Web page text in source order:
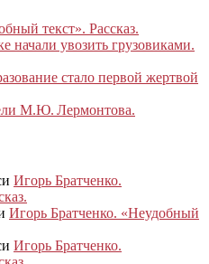
текст». Рассказ.
начали увозить грузовиками.
стало первой жертвой
М.Ю. Лермонтова.
Игорь Братченко.
Игорь Братченко. «Неудобный
Игорь Братченко.